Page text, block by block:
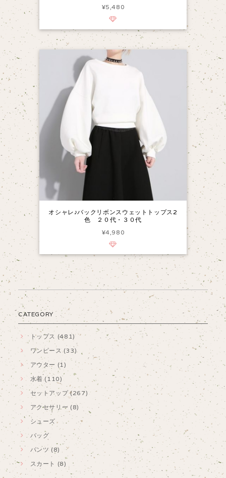
¥5,480
オシャレ♪バックリボンスウェットトップス2
色 ２０代・３０代
¥4,980
CATEGORY
トップス (481)
ワンピース (33)
アウター (1)
水着 (110)
セットアップ (267)
アクセサリー (8)
シューズ
バッグ
パンツ (8)
スカート (8)